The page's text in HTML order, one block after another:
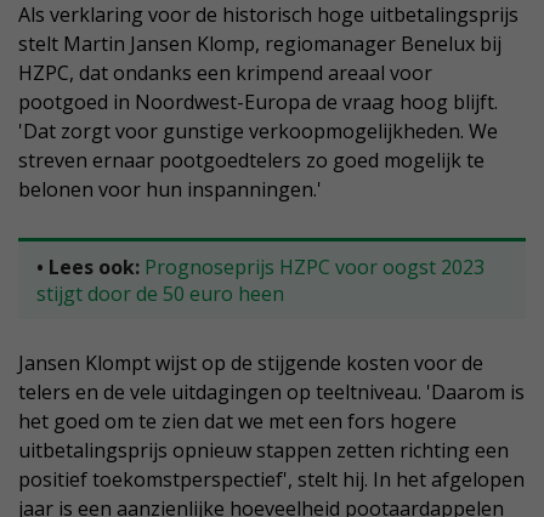
Als verklaring voor de historisch hoge uitbetalingsprijs
stelt Martin Jansen Klomp, regiomanager Benelux bij
HZPC, dat ondanks een krimpend areaal voor
pootgoed in Noordwest-Europa de vraag hoog blijft.
'Dat zorgt voor gunstige verkoopmogelijkheden. We
streven ernaar pootgoedtelers zo goed mogelijk te
belonen voor hun inspanningen.'
• Lees ook: Prognoseprijs HZPC voor oogst 2023
stijgt door de 50 euro heen
Jansen Klompt wijst op de stijgende kosten voor de
telers en de vele uitdagingen op teeltniveau. 'Daarom is
het goed om te zien dat we met een fors hogere
uitbetalingsprijs opnieuw stappen zetten richting een
positief toekomstperspectief', stelt hij. In het afgelopen
jaar is een aanzienlijke hoeveelheid pootaardappelen